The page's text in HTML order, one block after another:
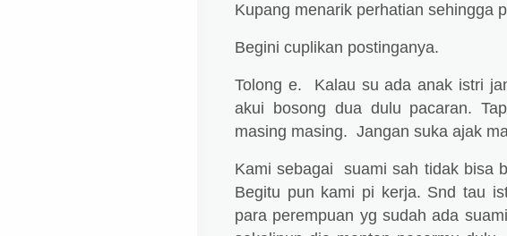
Kupang menarik perhatian sehingga
Begini cuplikan postinganya.
Tolong e. Kalau su ada anak istri
akui bosong dua dulu pacaran.
masing masing. Jangan suka ajak
Kami sebagai suami sah tidak bisa
Begitu pun kami pi kerja. Snd tau
para perempuan yg sudah ada